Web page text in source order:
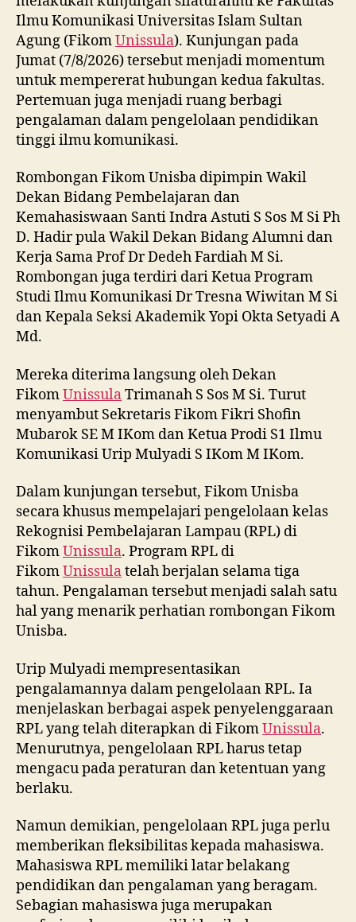
Ilmu Komunikasi Universitas Islam Sultan
Agung (FikomUnissula). Kunjungan pada
Jumat (7/8/2026) tersebut menjadi momentum
untuk mempererat hubungan kedua fakultas.
Pertemuan juga menjadi ruang berbagi
pengalaman dalam pengelolaan pendidikan
tinggi ilmu komunikasi.
Rombongan Fikom Unisba dipimpin Wakil
Dekan Bidang Pembelajaran dan
Kemahasiswaan Santi Indra Astuti S Sos M Si Ph
D. Hadir pula Wakil Dekan Bidang Alumni dan
Kerja Sama Prof Dr Dedeh Fardiah M Si.
Rombongan juga terdiri dari Ketua Program
Studi Ilmu Komunikasi Dr Tresna Wiwitan M Si
dan Kepala Seksi Akademik Yopi Okta Setyadi A
Md.
Mereka diterima langsung oleh Dekan
FikomUnissulaTrimanah S Sos M Si. Turut
menyambut Sekretaris Fikom Fikri Shofin
Mubarok SE M IKom dan Ketua Prodi S1 Ilmu
Komunikasi Urip Mulyadi S IKom M IKom.
Dalam kunjungan tersebut, Fikom Unisba
secara khusus mempelajari pengelolaan kelas
Rekognisi Pembelajaran Lampau (RPL) di
FikomUnissula. Program RPL di
FikomUnissulatelah berjalan selama tiga
tahun. Pengalaman tersebut menjadi salah satu
hal yang menarik perhatian rombongan Fikom
Unisba.
Urip Mulyadi mempresentasikan
pengalamannya dalam pengelolaan RPL. Ia
menjelaskan berbagai aspek penyelenggaraan
RPL yang telah diterapkan di FikomUnissula.
Menurutnya, pengelolaan RPL harus tetap
mengacu pada peraturan dan ketentuan yang
berlaku.
Namun demikian, pengelolaan RPL juga perlu
memberikan fleksibilitas kepada mahasiswa.
Mahasiswa RPL memiliki latar belakang
pendidikan dan pengalaman yang beragam.
Sebagian mahasiswa juga merupakan